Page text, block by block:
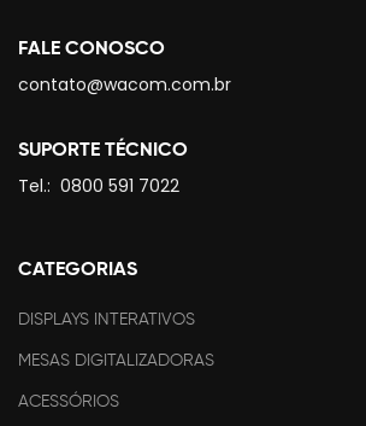
FALE CONOSCO
contato@wacom.com.br
SUPORTE TÉCNICO
Tel.: 0800 591 7022
CATEGORIAS
DISPLAYS INTERATIVOS
MESAS DIGITALIZADORAS
ACESSÓRIOS